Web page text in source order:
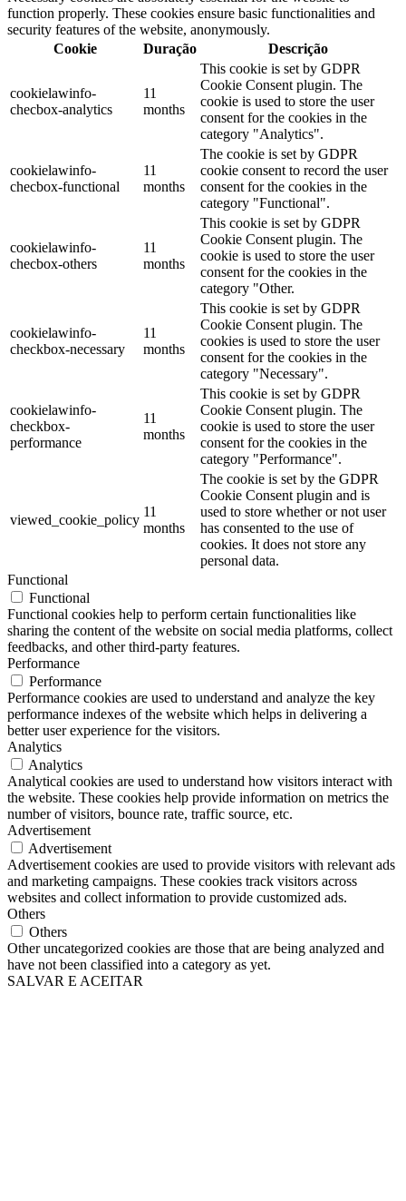
function properly. These cookies ensure basic functionalities and
security features of the website, anonymously.
Cookie
Duração Descrição
cookielawinfo-
checbox-analytics
11
months
This cookie is set by GDPR
Cookie Consent plugin. The
cookie is used to store the user
consent for the cookies in the
category "Analytics".
cookielawinfo-
checbox-functional
11
months
The cookie is set by GDPR
cookie consent to record the user
consent for the cookies in the
category "Functional".
cookielawinfo-
checbox-others
11
months
This cookie is set by GDPR
Cookie Consent plugin. The
cookie is used to store the user
consent for the cookies in the
category "Other.
cookielawinfo-
checkbox-necessary
11
months
This cookie is set by GDPR
Cookie Consent plugin. The
cookies is used to store the user
consent for the cookies in the
category "Necessary".
cookielawinfo-
checkbox-
performance
11
months
This cookie is set by GDPR
Cookie Consent plugin. The
cookie is used to store the user
consent for the cookies in the
category "Performance".
viewed_cookie_policy
11
months
The cookie is set by the GDPR
Cookie Consent plugin and is
used to store whether or not user
has consented to the use of
cookies. It does not store any
personal data.
Functional
Functional
Functional cookies help to perform certain functionalities like
sharing the content of the website on social media platforms, collect
feedbacks, and other third-party features.
Performance
Performance
Performance cookies are used to understand and analyze the key
performance indexes of the website which helps in delivering a
better user experience for the visitors.
Analytics
Analytics
Analytical cookies are used to understand how visitors interact with
the website. These cookies help provide information on metrics the
number of visitors, bounce rate, traffic source, etc.
Advertisement
Advertisement
Advertisement cookies are used to provide visitors with relevant ads
and marketing campaigns. These cookies track visitors across
websites and collect information to provide customized ads.
Others
Others
Other uncategorized cookies are those that are being analyzed and
have not been classified into a category as yet.
SALVAR E ACEITAR